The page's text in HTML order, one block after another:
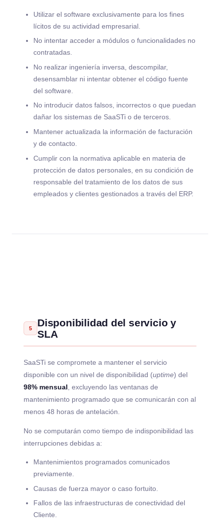
Utilizar el software exclusivamente para los fines
lícitos de su actividad empresarial.
No intentar acceder a módulos o funcionalidades no
contratadas.
No realizar ingeniería inversa, descompilar,
desensamblar ni intentar obtener el código fuente
del software.
No introducir datos falsos, incorrectos o que puedan
dañar los sistemas de SaaSTi o de terceros.
Mantener actualizada la información de facturación
y de contacto.
Cumplir con la normativa aplicable en materia de
protección de datos personales, en su condición de
responsable del tratamiento de los datos de sus
empleados y clientes gestionados a través del ERP.
5
Disponibilidad del servicio y
SLA
SaaSTi se compromete a mantener el servicio
disponible con un nivel de disponibilidad (uptime) del
98% mensual , excluyendo las ventanas de
mantenimiento programado que se comunicarán con al
menos 48 horas de antelación.
No se computarán como tiempo de indisponibilidad las
interrupciones debidas a:
Mantenimientos programados comunicados
previamente.
Causas de fuerza mayor o caso fortuito.
Fallos de las infraestructuras de conectividad del
Cliente.